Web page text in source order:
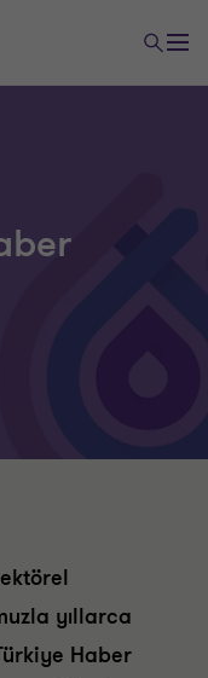
yıllarca
Haber